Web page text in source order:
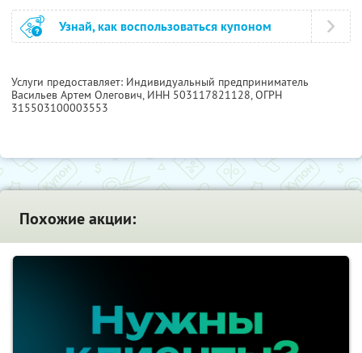
Узнай, как воспользоваться купоном
Услуги предоставляет: Индивидуальный предприниматель
Васильев Артем Олегович, ИНН 503117821128, ОГРН
315503100003553
Похожие акции: